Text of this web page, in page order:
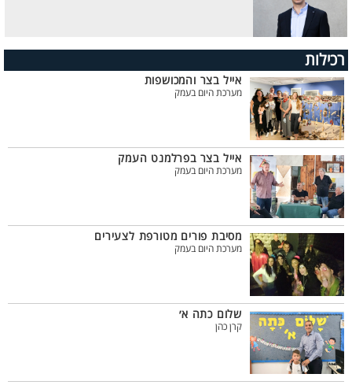
רכילות
אייל בצר והמכושפות
מערכת היום בעמק
אייל בצר בפרלמנט העמק
מערכת היום בעמק
מסיבת פורים מטורפת לצעירים
מערכת היום בעמק
שלום כתה א׳
קרן כהן